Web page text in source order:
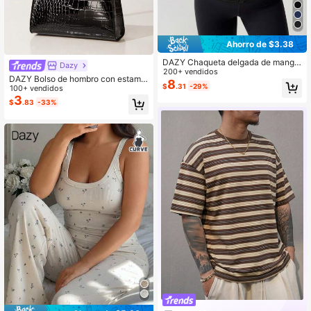
Dazy
DAZY Bolso de hombro con estamp
ado de cocodrilo, de moda y versáti
l para mujeres
100+ vendidos
$3.83 -33%
Ahorro de $3.38
DAZY Chaqueta delgada de manga
larga para running, yoga y deporte
200+ vendidos
$8.31 -29%